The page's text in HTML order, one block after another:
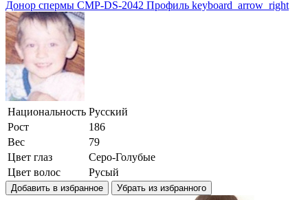
Донор спермы CMP-DS-2042 Профиль keyboard_arrow_right
Национальность Русский
Рост
186
Вес
79
Цвет глаз
Серо-Голубые
Цвет волос
Русый
Добавить в избранное Убрать из избранного